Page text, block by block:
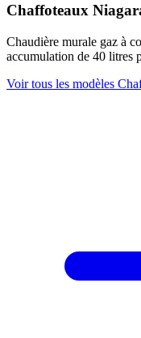
Chaffoteaux
Chaudière murale gaz à
accumulation de 40 litres
Voir tous les modèles